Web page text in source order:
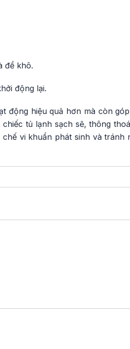
để khô.
động lại.
động hiệu quả hơn mà còn
tủ lạnh sạch sẽ, thông
vi khuẩn phát sinh và tránh